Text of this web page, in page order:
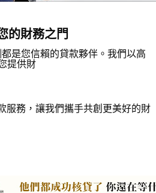
的財務之門
是您信賴的貸款夥伴。我們以高
提供財
服務，讓我們攜手共創更美好的財